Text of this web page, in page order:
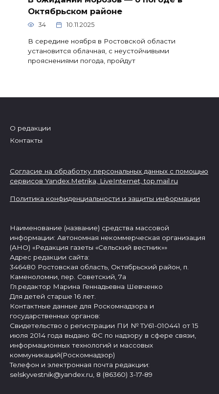
Октябрьском районе
34 10.11.2025
В середине ноября в Ростовской области
установится облачная, с неустойчивыми
прояснениями погода, пройдут
О редакции
Контакты
Согласие на обработку персональных данных с помощью
сервисов Yandex.Metrika, LiveInternet,top.mail.ru
Политика конфиденциальности и защиты информации
Наименование (название) средства массовой
информации: Автономная некоммерческая организация
(АНО) «Редакция газеты «Сельский вестник»»
Адрес редакции сайта:
346480 Ростовская область, Октябрьский район, п.
Каменоломни, пер. Советский, 7а
Гл.редактор Марина Геннадьевна Шевченко
Для детей старше 16 лет.
Контактные данные для Роскомнадзора и
государственных органов:
Свидетельство о регистрации ПИ № ТУ61-010441 от 15
июля 2014 года выдано ФС по надзору в сфере связи,
информационных технологий и массовых
коммуникаций(Роскомнадзор)
Телефон и электронная почта редакции:
selskyvestnik@yandex.ru, 8 (86360) 3-17-89